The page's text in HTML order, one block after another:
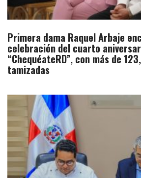
Primera dama Raquel Arbaje
celebración del cuarto
“ChequéateRD”, con más de
tamizadas